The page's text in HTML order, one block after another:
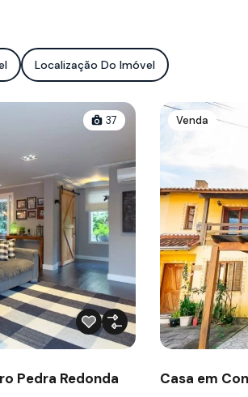
Localização Do Imóvel
37
Pedra Redonda
Venda
Casa em